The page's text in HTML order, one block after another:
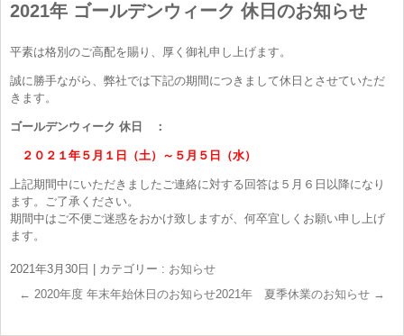
2021年 ゴールデンウィーク 休日のお知らせ
平素は格別のご高配を賜り、厚く御礼申し上げます。
誠に勝手ながら、弊社では下記の期間につきまして休日とさせていただ
きます。
ゴールデンウィーク 休日 ：
２０２１年５月１日（土）～５月５日（水）
上記期間中にいただきましたご連絡に対する回答は５月６日以降になり
ます。ご了承ください。
期間中はご不便ご迷惑をおかけ致しますが、何卒宜しくお願い申し上げ
ます。
2021年3月30日 カテゴリー : お知らせ
← 2020年度 年末年始休日のお知らせ2021年 夏季休業のお知らせ →